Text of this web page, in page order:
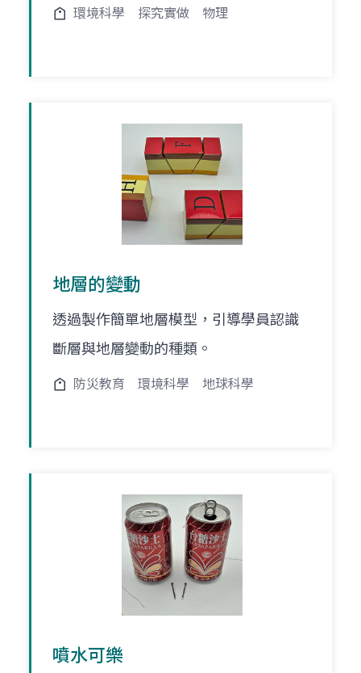
環境科學 探究實做 物理
地層的變動
透過製作簡單地層模型，引導學員認識
斷層與地層變動的種類。
防災教育 環境科學 地球科學
噴水可樂